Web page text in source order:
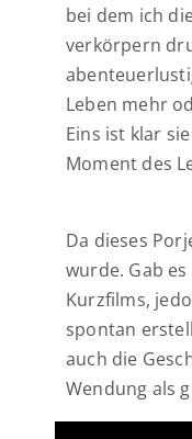
bei dem ich
verkörpern
Leben mehr
Eins ist klar
Moment des
Da dieses
wurde. Gab
Kurzfilms,
spontan
auch die
Wendung als